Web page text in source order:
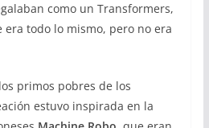
como un Transformers,
todo lo mismo, pero no era
primos pobres de los
estuvo inspirada en la